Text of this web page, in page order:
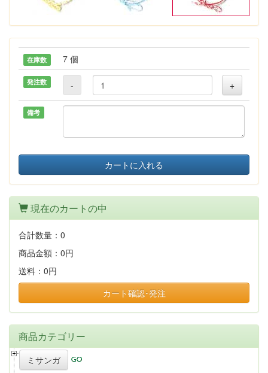
在庫数 7 個
発注数 - +
備考
カートに入れる
現在のカートの中
合計数量： 0
商品金額： 0円
送料： 0円
カート確認･発注
商品カテゴリー
ミサンガ